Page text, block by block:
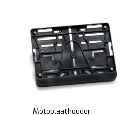
Motoplaathouder